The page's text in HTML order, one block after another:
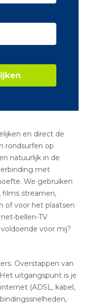
en direct de
rondsurfen op
natuurlijk in de
met
We gebruiken
films streamen,
of voor het plaatsen
bellen-TV
voor mij?
Overstappen van
uitgangspunt is je
(ADSL, kabel,